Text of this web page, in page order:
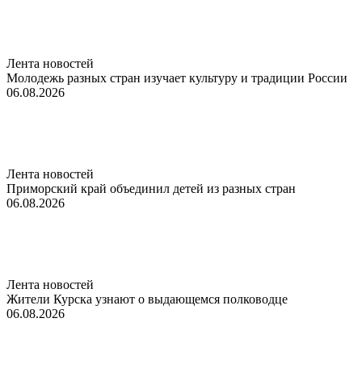
Лента новостей
Молодежь разных стран изучает культуру и традиции России
06.08.2026
Лента новостей
Приморский край объединил детей из разных стран
06.08.2026
Лента новостей
Жители Курска узнают о выдающемся полководце
06.08.2026